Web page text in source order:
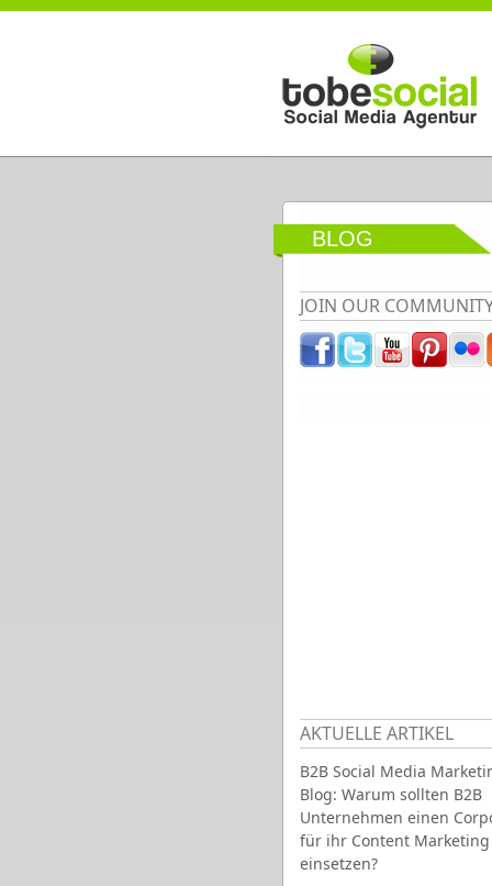
Direkt zum Inhalt
BLOG
JOIN OUR
AKTUELLE ARTIKEL
B2B Social Media
Blog: Warum sollten B2B
Unternehmen einen
für ihr Content Marketing
einsetzen?